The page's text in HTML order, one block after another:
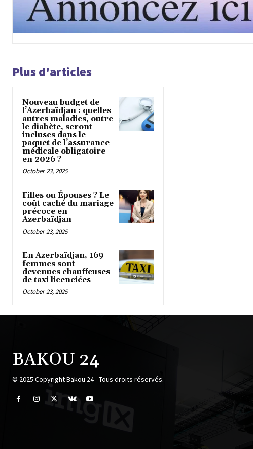
Plus d'articles
Nouveau budget de
l’Azerbaïdjan : quelles
autres maladies, outre
le diabète, seront
incluses dans le
paquet de l’assurance
médicale obligatoire
en 2026 ?
October 23, 2025
Filles ou Épouses ? Le
coût caché du mariage
précoce en
Azerbaïdjan
October 23, 2025
En Azerbaïdjan, 169
femmes sont
devenues chauffeuses
de taxi licenciées
October 23, 2025
BAKOU 24
© 2025 Copyright Bakou 24 - Tous droits réservés.